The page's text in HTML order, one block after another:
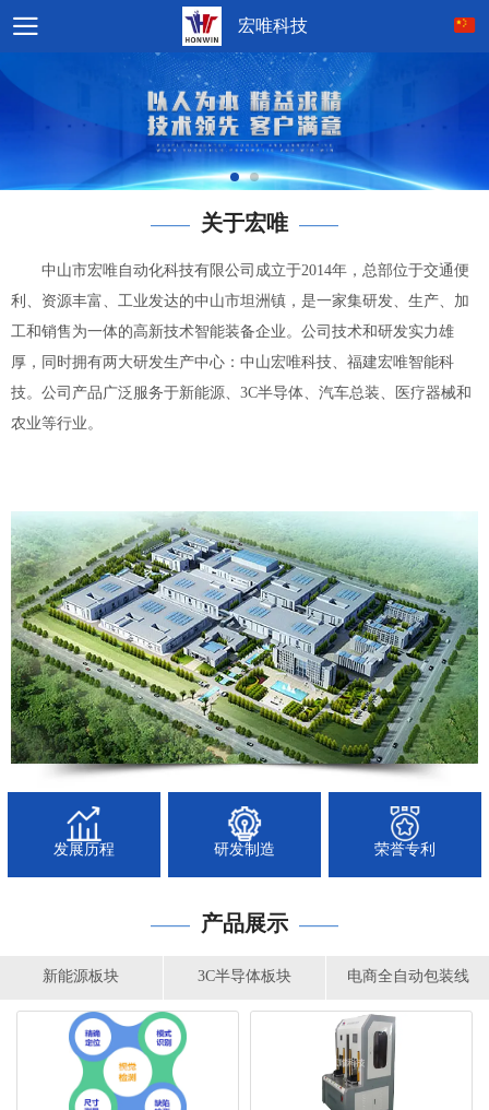
宏唯科技
—— 关于宏唯 ——
中山市宏唯自动化科技有限公司成立于2014年，总部位于交通便
利、资源丰富、工业发达的中山市坦洲镇，是一家集研发、生产、加
工和销售为一体的高新技术智能装备企业。公司技术和研发实力雄
厚，同时拥有两大研发生产中心：中山宏唯科技、福建宏唯智能科
技。公司产品广泛服务于新能源、3C半导体、汽车总装、医疗器械和
农业等行业。
发展历程 研发制造 荣誉专利
—— 产品展示 ——
新能源板块 3C半导体板块 电商全自动包装线